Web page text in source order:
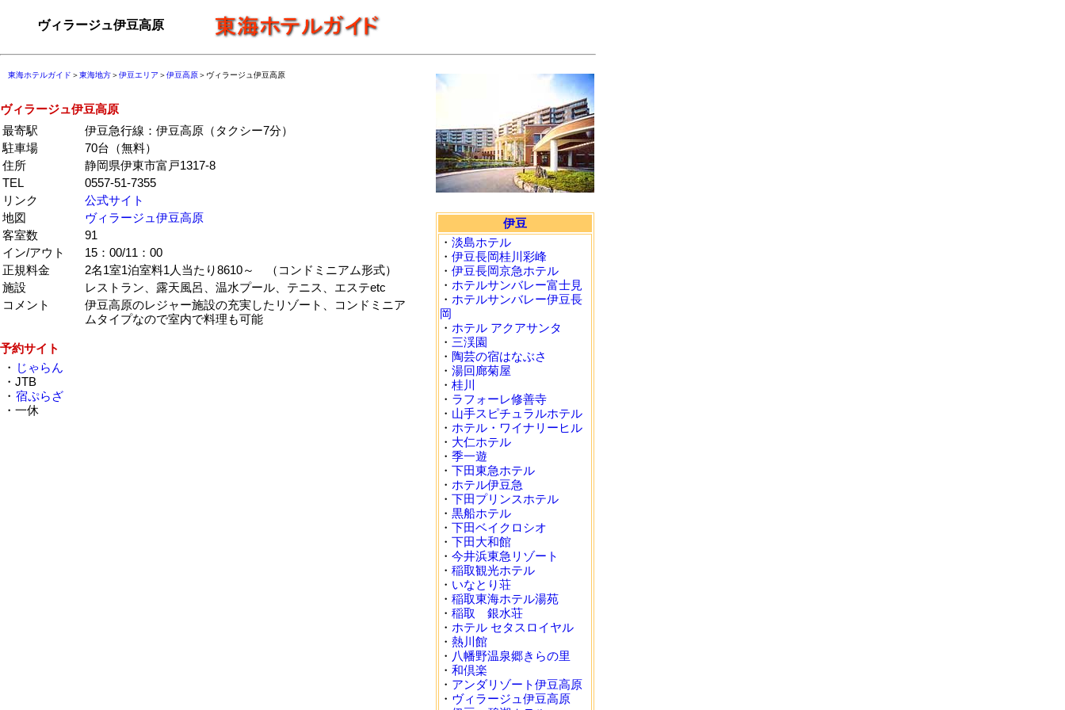
ヴィラージュ伊豆高原
東海ホテルガイド ＞東海地方＞伊豆エリア ＞伊豆高原＞ヴィラージュ伊豆高原
ヴィラージュ伊豆高原
最寄駅
伊豆急行線：伊豆高原（タクシー7分）
駐車場
70台（無料）
住所
静岡県伊東市富戸1317-8
TEL
0557-51-7355
リンク
公式サイト
地図
ヴィラージュ伊豆高原
客室数
91
イン/アウト
15：00/11：00
正規料金
2名1室1泊室料1人当たり8610～ （コンドミニアム形式）
施設
レストラン、露天風呂、温水プール、テニス、エステetc
コメント
伊豆高原のレジャー施設の充実したリゾート、コンドミニア
ムタイプなので室内で料理も可能
予約サイト
・ じゃらん
・JTB
・ 宿ぷらざ
・一休
伊豆
・ 淡島ホテル
・ 伊豆長岡桂川彩峰
・ 伊豆長岡京急ホテル
・ ホテルサンバレー富士見
・ ホテルサンバレー伊豆長
岡
・ ホテル アクアサンタ
・ 三渓園
・ 陶芸の宿はなぶさ
・ 湯回廊菊屋
・ 桂川
・ ラフォーレ修善寺
・ 山手スピチュラルホテル
・ ホテル・ワイナリーヒル
・ 大仁ホテル
・ 季一遊
・ 下田東急ホテル
・ ホテル伊豆急
・ 下田プリンスホテル
・ 黒船ホテル
・ 下田ベイクロシオ
・ 下田大和館
・ 今井浜東急リゾート
・ 稲取観光ホテル
・ いなとり荘
・ 稲取東海ホテル湯苑
・ 稲取 銀水荘
・ ホテル セタスロイヤル
・ 熱川館
・ 八幡野温泉郷きらの里
・ 和倶楽
・ アンダリゾート伊豆高原
・ ヴィラージュ伊豆高原